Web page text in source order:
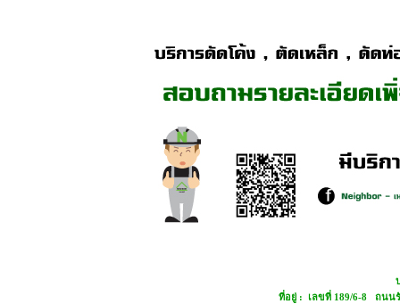
ที่อยู่ : เลขที่ 189/6-8 ถนน